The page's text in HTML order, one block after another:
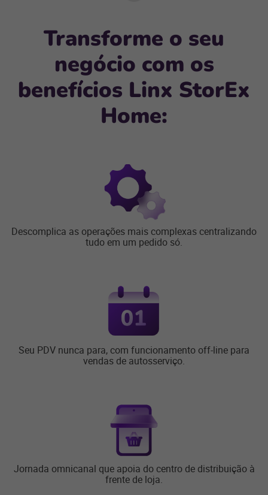
Transforme o seu
negócio com os
benefícios Linx StorEx
Home:
Descomplica as operações mais complexas centralizando
tudo em um pedido só.
Seu PDV nunca para, com funcionamento off-line para
vendas de autosserviço.
Jornada omnicanal que apoia do centro de distribuição à
frente de loja.